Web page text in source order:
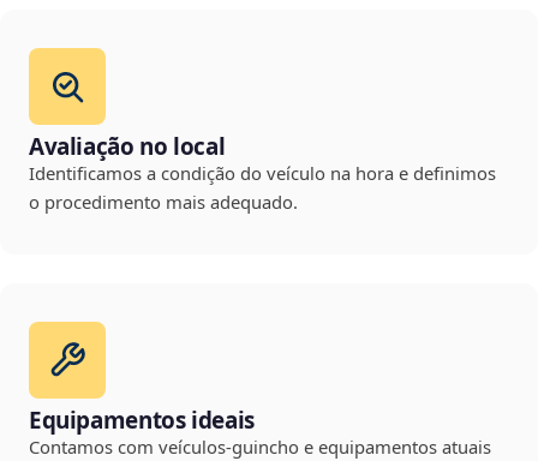
Avaliação no local
Identificamos a condição do veículo na hora e definimos
o procedimento mais adequado.
Equipamentos ideais
Contamos com veículos-guincho e equipamentos atuais